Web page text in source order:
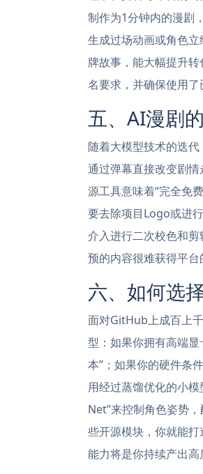
制作为1分钟内的漫剧
生成过场动画或角色
牌故事，能大幅提升
名要求，并确保使用了
五、AI漫剧
随着大模型技术的迭代
通过弹幕直接改变剧
源工具意味着“完全免
要去除项目Logo或进
介入进行二次校色和
预的内容很难获得平台
六、如何选
面对GitHub上成百上
型：如果你拥有高端
本”；如果你的硬件条
用经过蒸馏优化的小
Net”来控制角色姿势
些开源模块，你就能
能力将是你持续产出高